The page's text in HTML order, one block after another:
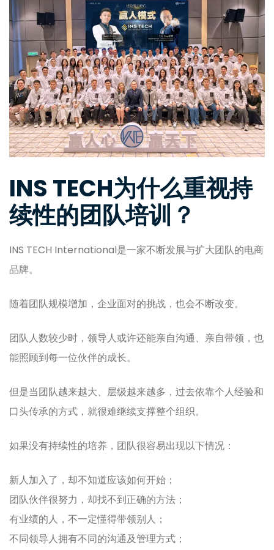
INS TECH为什么重视持
续性的团队培训？
INS TECH International是一家不断发展与扩大团队的电商
品牌。
随着团队规模增加，企业面对的挑战，也会不断改变。
团队人数较少时，领导人或许还能亲自沟通、亲自带领，也
能照顾到每一位伙伴的成长。
但是当团队越来越大、层级越来越多，过去依靠个人经验和
口头传承的方式，就很难继续支撑整个组织。
如果没有持续性的培养，团队很容易出现以下情况：
新人加入了，却不知道应该如何开始；
团队伙伴很努力，却找不到正确的方法；
有业绩的人，不一定懂得带领别人；
不同领导人拥有不同的沟通及管理方式；